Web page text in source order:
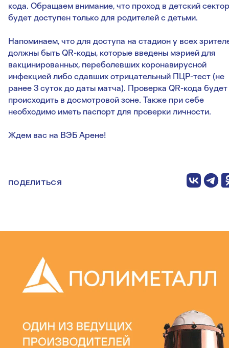
кода. Обращаем внимание, что проход в детский сектор
будет доступен только для родителей с детьми.
Напоминаем, что для доступа на стадион у всех
должны быть QR-коды, которые введены мэрией для
вакцинированных, переболевших коронавирусной
инфекцией либо сдавших отрицательный ПЦР-тест (не
ранее 3 суток до даты матча). Проверка QR-кода будет
происходить в досмотровой зоне. Также при себе
необходимо иметь паспорт для проверки личности.
Ждем вас на ВЭБ Арене!
ПОДЕЛИТЬСЯ